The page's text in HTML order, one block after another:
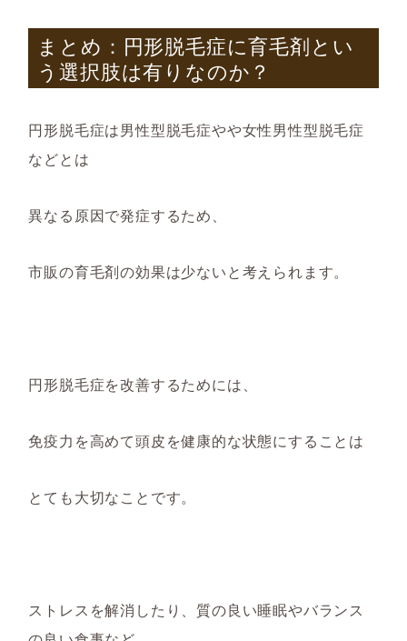
まとめ：円形脱毛症に育毛剤とい
う選択肢は有りなのか？
円形脱毛症は男性型脱毛症やや女性男性型脱毛症
などとは
異なる原因で発症するため、
市販の育毛剤の効果は少ないと考えられます。
円形脱毛症を改善するためには、
免疫力を高めて頭皮を健康的な状態にすることは
とても大切なことです。
ストレスを解消したり、 質の良い睡眠やバランス